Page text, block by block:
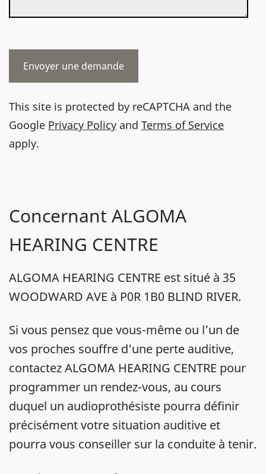
This site is protected by reCAPTCHA and the
Google Privacy Policy and Terms of Service
apply.
Concernant ALGOMA
HEARING CENTRE
ALGOMA HEARING CENTRE est situé à 35
WOODWARD AVE à P0R 1B0 BLIND RIVER.
Si vous pensez que vous-même ou l’un de
vos proches souffre d’une perte auditive,
contactez ALGOMA HEARING CENTRE pour
programmer un rendez-vous, au cours
duquel un audioprothésiste pourra définir
précisément votre situation auditive et
pourra vous conseiller sur la conduite à tenir.